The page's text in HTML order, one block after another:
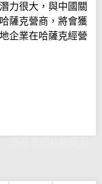
力很大，與中國關
薩克營商，將會獲
企業在哈薩克經營